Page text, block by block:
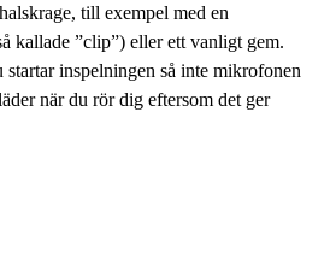
till exempel med en
kallade ”clip”) eller ett vanligt gem.
startar inspelningen så inte mikrofonen
när du rör dig eftersom det ger